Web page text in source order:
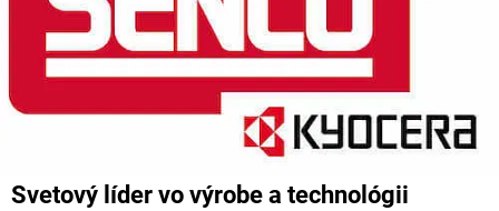
Svetový líder vo výrobe a technológii